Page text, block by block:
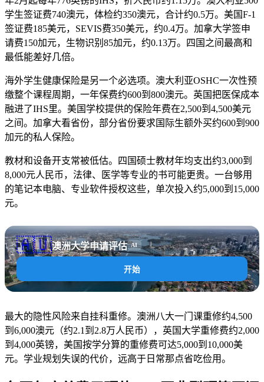
学生签证费740澳元，体检约350澳元，合计约0.5万。美国F-1
签证费185美元，SEVIS费350美元，约0.4万。加拿大学签申
请费150加元，生物识别85加元，约0.13万。四国之间最高和
最低能差好几倍。
海外学生健康保险是另一个必选项。澳大利亚OSHC一次性预
缴整个课程周期，一年保费约600到800澳元。英国把医保成本
融进了IHS里。美国学校提供的保险年费在2,500到4,500美元
之间。加拿大看省份，部分省份要求国际生额外买约600到900
加元的私人保险。
教材和设备开支常被低估。四国硕士教材年均支出约3,000到
8,000元人民币，法律、医学等专业的书可能更贵。一台够用
的笔记本电脑、专业软件授权这些，单次投入约5,000到15,000
元。
🇦🇺澳洲大学申请评估 AI
开始
最大的隐性风险来自挂科重修。澳洲八大一门课重修约4,500
到6,000澳元（约2.1到2.8万人民币），英国大学重修费约2,000
到4,000英镑，美国按学分算的重修费可达5,000到10,000美
元。学业规划失误的代价，远高于日常那点省吃俭用。